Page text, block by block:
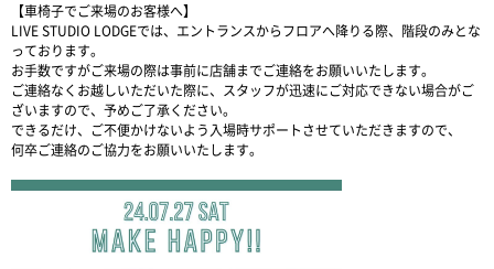
【車椅子でご来場のお客様へ】
LIVE STUDIO LODGEでは、エントランスからフロアへ降りる際、階段のみとな
っております。
お手数ですがご来場の際は事前に店舗までご連絡をお願いいたします。
ご連絡なくお越しいただいた際に、スタッフが迅速にご対応できない場合がご
ざいますので、予めご了承ください。
できるだけ、ご不便かけないよう入場時サポートさせていただきますので、
何卒ご連絡のご協力をお願いいたします。